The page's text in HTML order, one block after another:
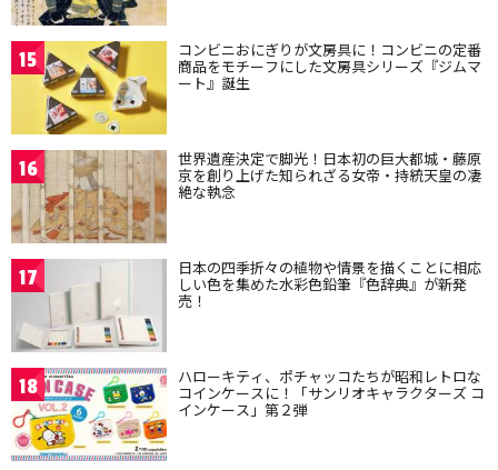
15 コンビニおにぎりが文房具に！コンビニの定番
商品をモチーフにした文房具シリーズ『ジムマ
ート』誕生
16 世界遺産決定で脚光！日本初の巨大都城・藤原
京を創り上げた知られざる女帝・持統天皇の凄
絶な執念
17 日本の四季折々の植物や情景を描くことに相応
しい色を集めた水彩色鉛筆『色辞典』が新発
売！
18 ハローキティ、ポチャッコたちが昭和レトロな
コインケースに！「サンリオキャラクターズ コ
インケース」第２弾